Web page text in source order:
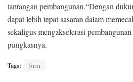
tantangan pembangunan.“Dengan
dapat lebih tepat sasaran dalam
sekaligus mengakselerasi
pungkasnya.
Tags: brin